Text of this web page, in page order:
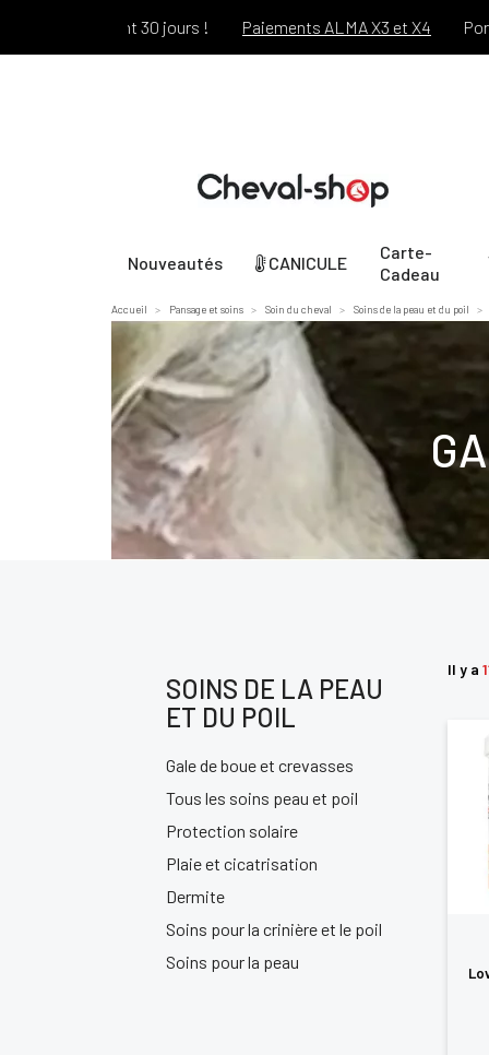
pendant 30 jours ! Paiements ALMA X3 et X4 Port
Nouveautés CANICULE
Carte-
Cadeau
Accueil Pansage et soins Soin du cheval Soins de la peau et du poil
SOINS DE LA PEAU
ET DU POIL
Gale de boue et crevasses
Tous les soins peau et poil
Protection solaire
Plaie et cicatrisation
Dermite
Soins pour la crinière et le poil
Soins pour la peau
Il y a